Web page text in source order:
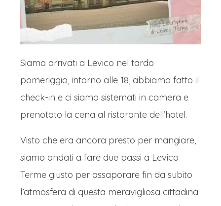
Siamo arrivati a Levico nel tardo
pomeriggio, intorno alle 18, abbiamo fatto il
check-in e ci siamo sistemati in camera e
prenotato la cena al ristorante dell’hotel.
Visto che era ancora presto per mangiare,
siamo andati a fare due passi a Levico
Terme giusto per assaporare fin da subito
l’atmosfera di questa meravigliosa cittadina